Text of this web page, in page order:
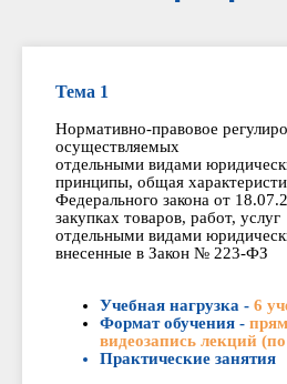
Тема 1
Нормативно-правовое
осуществляемых
отдельными видами
принципы, общая
Федерального закона от
закупках товаров, работ, услуг
отдельными видами
внесенные в Закон № 223-ФЗ
Учебная нагрузка - 6
Формат обучения -
видеозапись лекций
Практические занятия